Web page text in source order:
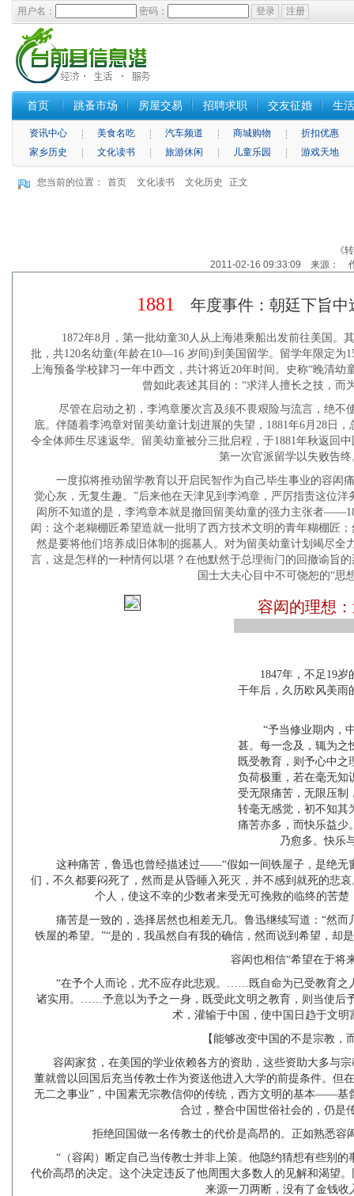
用户名： 密码：
首页 跳蚤市场 房屋交易 招聘求职 交友征婚 生
资讯中心 美食名吃 汽车频道 商城购物
折扣优惠
家乡历史
文化读书 旅游休闲 儿童乐园 游戏天地
您当前的位置： 首页 文化读书 文化历史 正文
《
2011-02-16 09:33:09 来源：
1881 年度事件：朝廷下旨中
1872年8月，第一批幼童30人从上海港乘船出发前往美国。
批，共120名幼童(年龄在10—16 岁间)到美国留学。留学年限定为
上海预备学校肄习一年中西文，共计将近20年时间。史称“晚清幼
曾如此表述其目的：“求洋人擅长之技，而
尽管在启动之初， 李鸿章屡次言及须不畏艰险与流言，绝不
底。伴随着李鸿章对留美幼童计划进展的失望，1881年6月28日
令全体师生尽速返华。留美幼童被分三批启程，于1881年秋返回
第一次官派留学以失败告终
一度拟将推动留学教育以开启民智作为自己毕生事业的容
觉心灰，无复生趣。”后来他在天津见到李鸿章，严厉指责这位
闳所不知道的是，李鸿章本就是撤回留美幼童的强力主张者
闳：这个老糊棚匠希望造就一批明了西方技术文明的青年糊棚匠
然是要将他们培养成旧体制的掘墓人。对为留美幼童计划竭尽全
言，这是怎样的一种情何以堪？在他默然于总理衙门的回撤谕旨
国士大夫心目中不可饶恕的“思
容闳的理想
1847年，不足19
干年后，久历欧风美雨
“予当修业期内，
甚。每一念及，辄为之
既受教育，则予心中之
负荷极重，若在毫无知
受无限痛苦，无限压制
转毫无感觉，初不知其
痛苦亦多，而快乐益少
乃愈多。快乐
这种痛苦，鲁迅也曾经描述过——“假如一间铁屋子，是绝无
们，不久都要闷死了，然而是从昏睡入死灭，并不感到就死的悲
个人，使这不幸的少数者来受无可挽救的临终的苦楚
痛苦是一致的，选择居然也相差无几。鲁迅继续写道：“然
铁屋的希望。”“是的，我虽然自有我的确信，然而说到希望，
容闳也相信“希望在于将
“在予个人而论，尤不应存此悲观。……既自命为已受教育之
诸实用。……予意以为予之一身，既受此文明之教育，则当使后
术，灌输于中国，使中国日趋于文明
【能够改变中国的不是宗教，
容闳家贫，在美国的学业依赖各方的资助，这些资助大多与
董就曾以回国后充当传教士作为资送他进入大学的前提条件。但
无二之事业”，中国素无宗教信仰的传统，西方文明的基本——基
合过，整合中国世俗社会的，仍是
拒绝回国做一名传教士的代价是高昂的。正如熟悉容
“（容闳）断定自己当传教士并非上策。他隐约猜想有些别
代价高昂的决定。这个决定违反了他周围大多数人的见解和渴望
来源一刀两断，没有了金钱收